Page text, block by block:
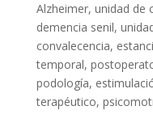
Alzheimer, unidad de
demencia senil,
convalecencia,
temporal,
podología,
terapéutico,